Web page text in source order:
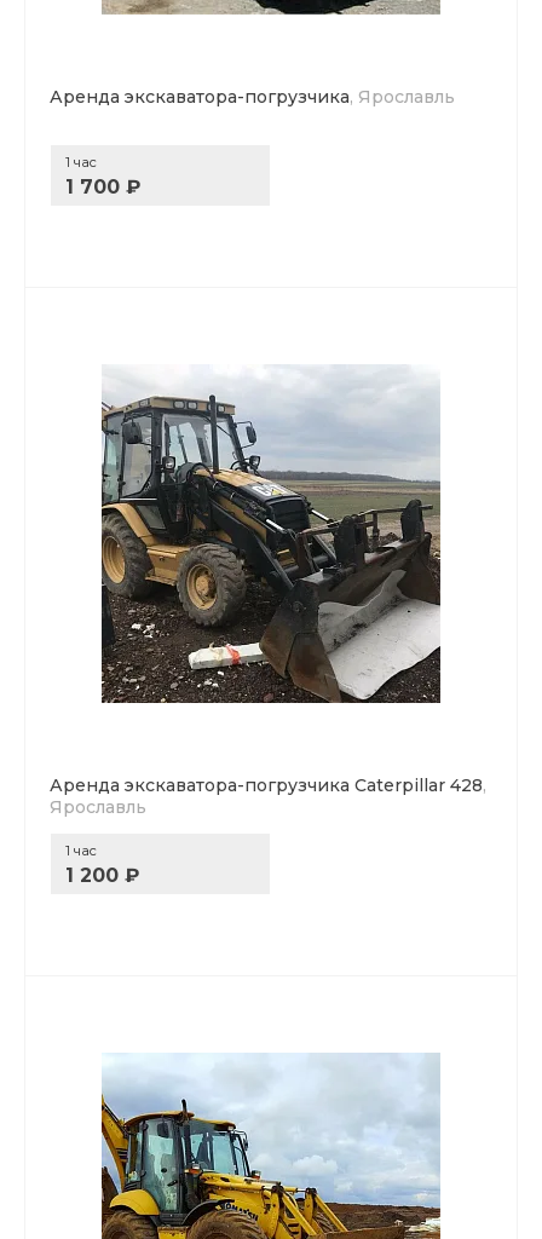
Аренда экскаватора-погрузчика, Ярославль
1 час
1 700 ₽
Аренда экскаватора-погрузчика Caterpillar 428,
Ярославль
1 час
1 200 ₽